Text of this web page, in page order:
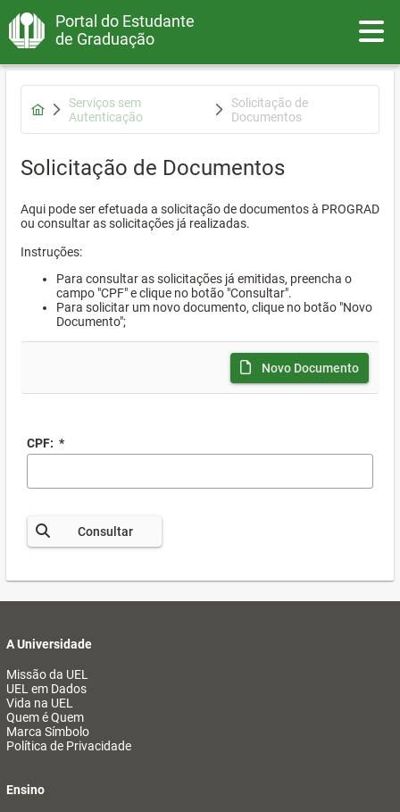
Portal do Estudante
de Graduação
Serviços sem
Autenticação
Solicitação de
Documentos
Solicitação de Documentos
Aqui pode ser efetuada a solicitação de documentos à PROGRAD
ou consultar as solicitações já realizadas.
Instruções:
Para consultar as solicitações já emitidas, preencha o
campo "CPF" e clique no botão "Consultar".
Para solicitar um novo documento, clique no botão "Novo
Documento";
Novo Documento
CPF: *
Consultar
A Universidade
Missão da UEL
UEL em Dados
Vida na UEL
Quem é Quem
Marca Símbolo
Política de Privacidade
Ensino